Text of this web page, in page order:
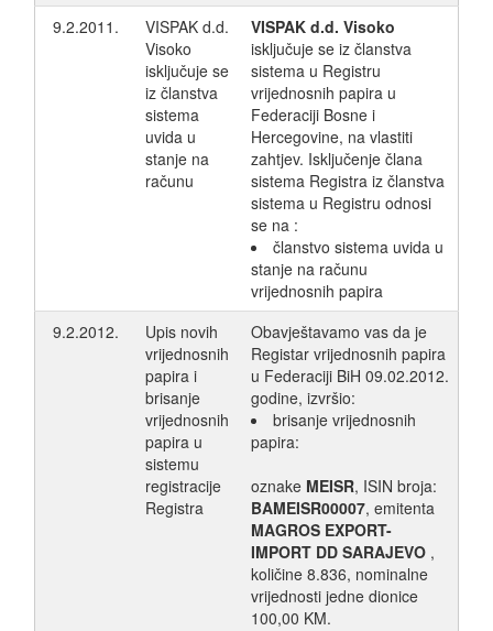
9.2.2011.
VISPAK d.d.
Visoko
isključuje se
iz članstva
sistema
uvida u
stanje na
računu
VISPAK d.d. Visoko
isključuje se iz članstva
sistema u Registru
vrijednosnih papira u
Federaciji Bosne i
Hercegovine, na vlastiti
zahtjev. Isključenje člana
sistema Registra iz članstva
sistema u Registru odnosi
se na :
članstvo sistema uvida u
stanje na računu
vrijednosnih papira
9.2.2012.
Upis novih
vrijednosnih
papira i
brisanje
vrijednosnih
papira u
sistemu
registracije
Registra
Obavještavamo vas da je
Registar vrijednosnih papira
u Federaciji BiH 09.02.2012.
godine, izvršio:
brisanje vrijednosnih
papira:
oznake MEISR, ISIN broja:
BAMEISR00007, emitenta
MAGROS EXPORT-
IMPORT DD SARAJEVO ,
količine 8.836, nominalne
vrijednosti jedne dionice
100,00 KM.